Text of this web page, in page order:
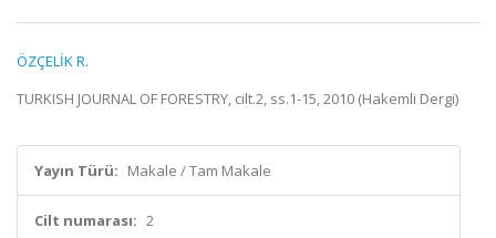
ÖZÇELİK R.
TURKISH JOURNAL OF FORESTRY, cilt.2, ss.1-15, 2010 (Hakemli Dergi)
Yayın Türü: Makale / Tam Makale
Cilt numarası: 2